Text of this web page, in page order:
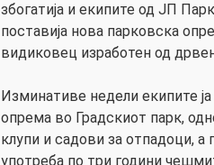
збогатија и екипите од ЈП
поставија нова парковска
видиковец изработен од
Изминативе недели екипите
опрема во Градскиот парк,
клупи и садови за отпадоци, а
употреба по три години